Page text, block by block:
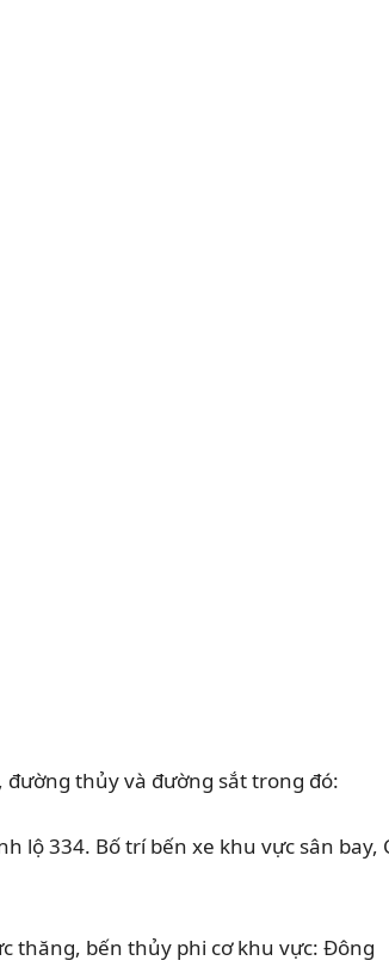
thủy và đường sắt trong đó:
lộ 334. Bố trí bến xe khu vực sân bay,
thăng, bến thủy phi cơ khu vực: Đông